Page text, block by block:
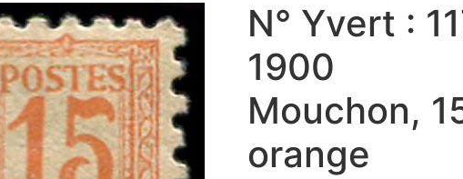
N° Yvert :
1900
Mouchon,
orange